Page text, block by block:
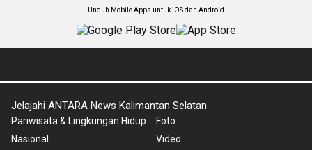
Unduh Mobile Apps untuk iOS dan Android
Jelajahi ANTARA News Kalimantan Selatan
Pariwisata & Lingkungan Hidup
Nasional
Foto
Video